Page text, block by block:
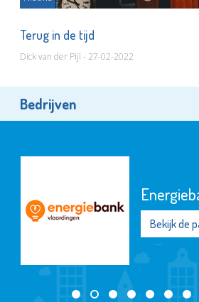
Terug in de tijd
Dick van der Pijl - 27-02-2022
Bedrijven
Bekijk de